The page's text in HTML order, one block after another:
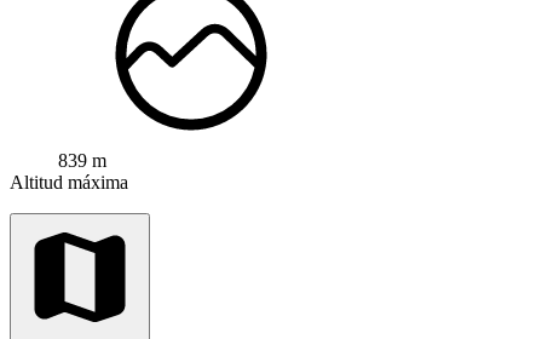
839 m
Altitud máxima